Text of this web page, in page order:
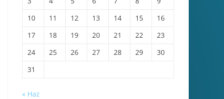
10
11 12 13 14 15
16
17
18 19 20 21 22
23
24
25 26 27 28 29
30
31
« Haz